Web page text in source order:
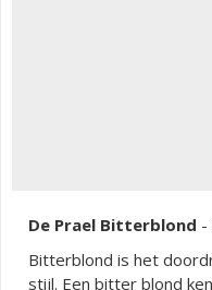
De Prael Bitterblond -
Bitterblond is het
stijl. Een bitter blond